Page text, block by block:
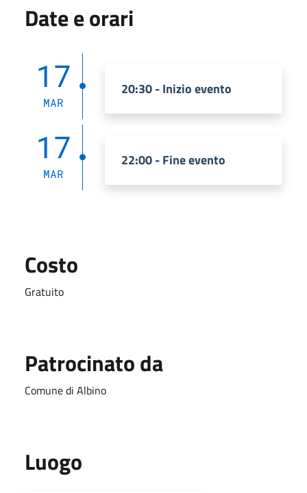
Date e orari
17
MAR
20:30 - Inizio evento
17
MAR
22:00 - Fine evento
Costo
Gratuito
Patrocinato da
Comune di Albino
Luogo